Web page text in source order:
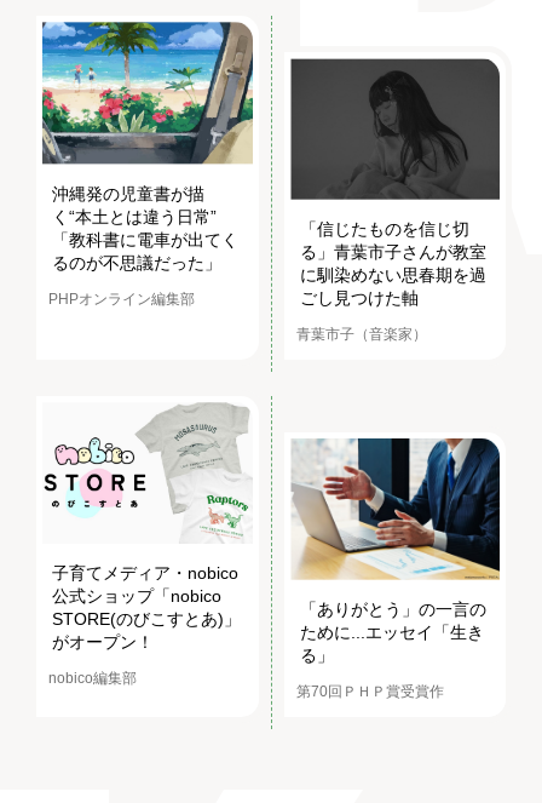
沖縄発の児童書が描
く“本土とは違う日常”
「教科書に電車が出てく
るのが不思議だった」
PHPオンライン編集部
「信じたものを信じ切
る」青葉市子さんが教室
に馴染めない思春期を過
ごし見つけた軸
青葉市子（音楽家）
子育てメディア・nobico
公式ショップ「nobico
STORE(のびこすとあ)」
がオープン！
nobico編集部
「ありがとう」の一言の
ために...エッセイ「生き
る」
第70回ＰＨＰ賞受賞作